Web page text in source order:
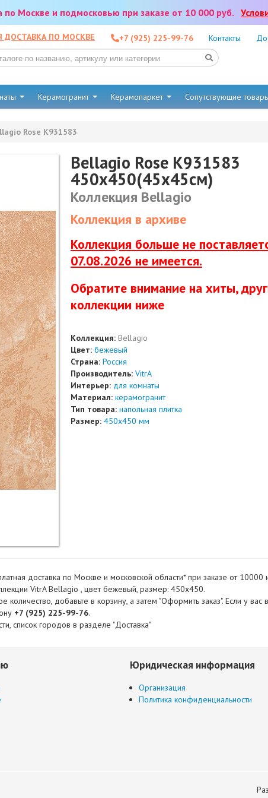
по Москве и подмосковью при заказе от 10 000 руб.
ДОСТАВКА ПО МОСКВЕ +7 (925) 225-99-76 Контакты
Керамогранит Керамопаркет Сопутствующие
Rose K931583
Bellagio Rose K931583
450x450(45x45см)
Коллекция Bellagio
Коллекция в архиве
Коллекция больше не
07.08.2026 не имеется.
Обратите вниманиe на хиты,
коллекции ниже
Коллекция: Bellagio
Цвет: бежевый
Страна: Россия
Производитель: VitrA
Интерьер: для комнаты
Материал: керамогранит
Тип товара: напольная плитка
Размер: 450x450 мм
доставка по Москве и московской области* при заказе от
VitrA Bellagio , цвет бежевый, размер: 450x450.
добавьте в корзину, а затем "Оформить заказ". Если у
+7 (925) 225-99-76.
список городов в разделе "Доставка"
Юридическая информация
Организация
Политика конфиденциальности